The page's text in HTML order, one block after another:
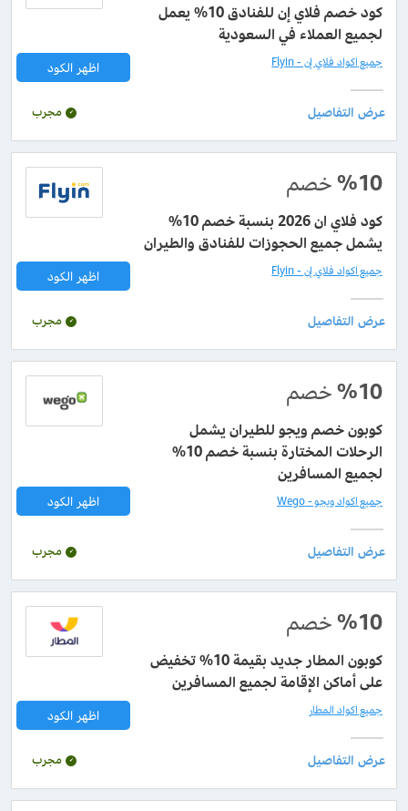
كود خصم فلاي إن للفنادق 10% يعمل
لجميع العملاء في السعودية
اظهر الكود جميع اكواد فلاي إن - Flyin
مجرب
%10خصم
كود فلاي ان 2026 بنسبة خصم 10%
يشمل جميع الحجوزات للفنادق والطيران
اظهر الكود جميع اكواد فلاي إن - Flyin
مجرب
%10خصم
كوبون خصم ويجو للطيران يشمل
الرحلات المختارة بنسبة خصم 10%
لجميع المسافرين
اظهر الكود جميع اكواد ويجو - Wego
مجرب
%10خصم
كوبون المطار جديد بقيمة 10% تخفيض
على أماكن الإقامة لجميع المسافرين
اظهر الكود جميع اكواد المطار
مجرب